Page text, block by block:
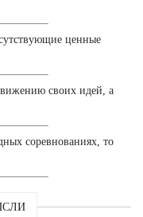
ценные
своих идей, а
соревнованиях, то